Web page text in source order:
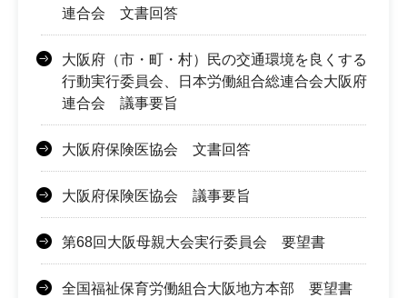
連合会 文書回答
大阪府（市・町・村）民の交通環境を良くする
行動実行委員会、日本労働組合総連合会大阪府
連合会 議事要旨
大阪府保険医協会 文書回答
大阪府保険医協会 議事要旨
第68回大阪母親大会実行委員会 要望書
全国福祉保育労働組合大阪地方本部 要望書